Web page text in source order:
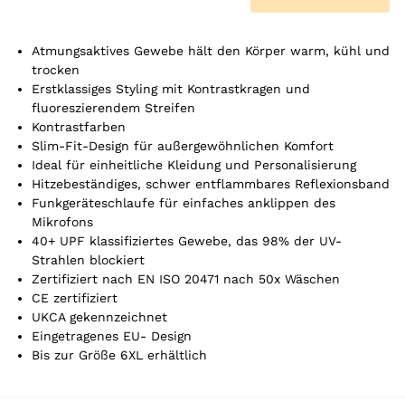
r
i
e
l
.
Y
o
Atmungsaktives Gewebe hält den Körper warm, kühl und
trocken
Erstklassiges Styling mit Kontrastkragen und
fluoreszierendem Streifen
Kontrastfarben
Slim-Fit-Design für außergewöhnlichen Komfort
Ideal für einheitliche Kleidung und Personalisierung
Hitzebeständiges, schwer entflammbares Reflexionsband
Funkgeräteschlaufe für einfaches anklippen des
Mikrofons
40+ UPF klassifiziertes Gewebe, das 98% der UV-
Strahlen blockiert
Zertifiziert nach EN ISO 20471 nach 50x Wäschen
CE zertifiziert
UKCA gekennzeichnet
Eingetragenes EU- Design
Bis zur Größe 6XL erhältlich